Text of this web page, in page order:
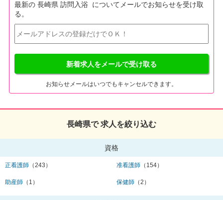
最新の 長崎県 訪問入浴 についてメールでお知らせを受け取
る。
新着求人をメールで受け取る
お知らせメールはいつでもキャンセルできます。
長崎県で 求人を絞り込む
資格
正看護師 （243） 准看護師 （154）
助産師 （1） 保健師 （2）